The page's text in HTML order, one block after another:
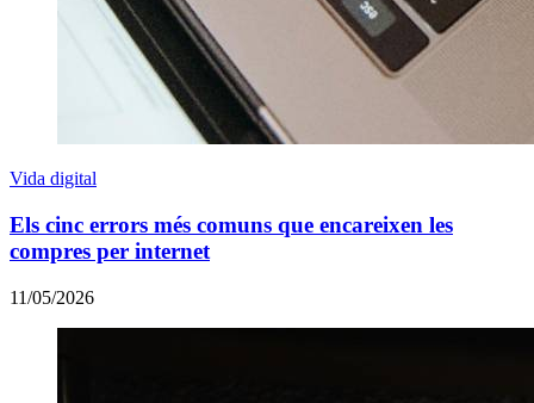
Vida digital
Els cinc errors més comuns que encareixen les
compres per internet
11/05/2026